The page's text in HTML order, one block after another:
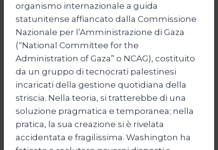
organismo internazionale a guida
statunitense affiancato dalla Commissione
Nazionale per l’Amministrazione di Gaza
(“National Committee for the
Administration of Gaza” o NCAG), costituito
da un gruppo di tecnocrati palestinesi
incaricati della gestione quotidiana della
striscia. Nella teoria, si tratterebbe di una
soluzione pragmatica e temporanea; nella
pratica, la sua creazione si è rivelata
accidentata e fragilissima. Washington ha